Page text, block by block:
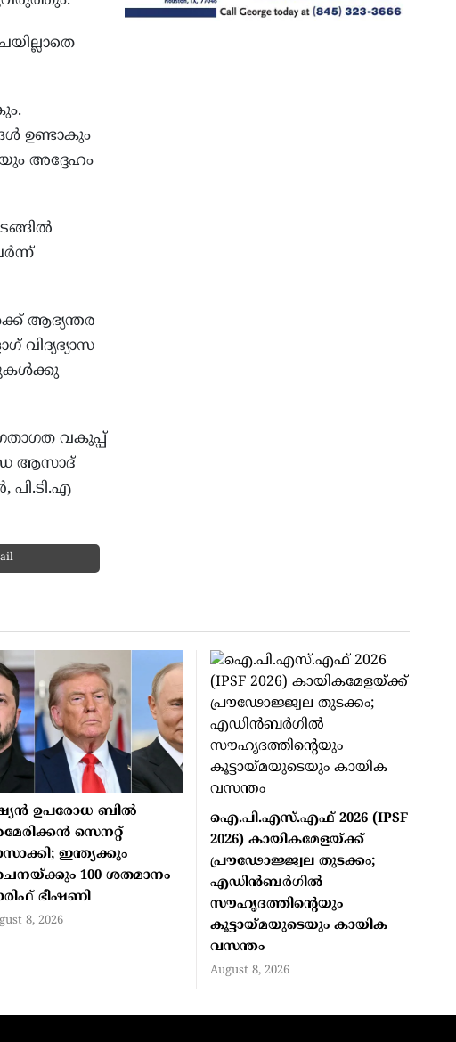
ഉണ്ടാകും
അദ്ദേഹം
ആഭ്യന്തര
വകുപ്പ്
ആസാദ്
പി.ടി.എ
ഉപരോധ ബില്‍
സെനറ്റ്
ഇന്ത്യക്കും
100 ശതമാനം
ഭീഷണി
8, 2026
ഐ.പി.എസ്.എഫ് 2026 (IPSF
2026) കായികമേളയ്ക്ക്
പ്രൗഢോജ്ജ്വല തുടക്കം;
എഡിന്‍ബര്‍ഗില്‍
സൗഹൃദത്തിന്റെയും
കൂട്ടായ്മയുടെയും കായിക
വസന്തം
August 8, 2026